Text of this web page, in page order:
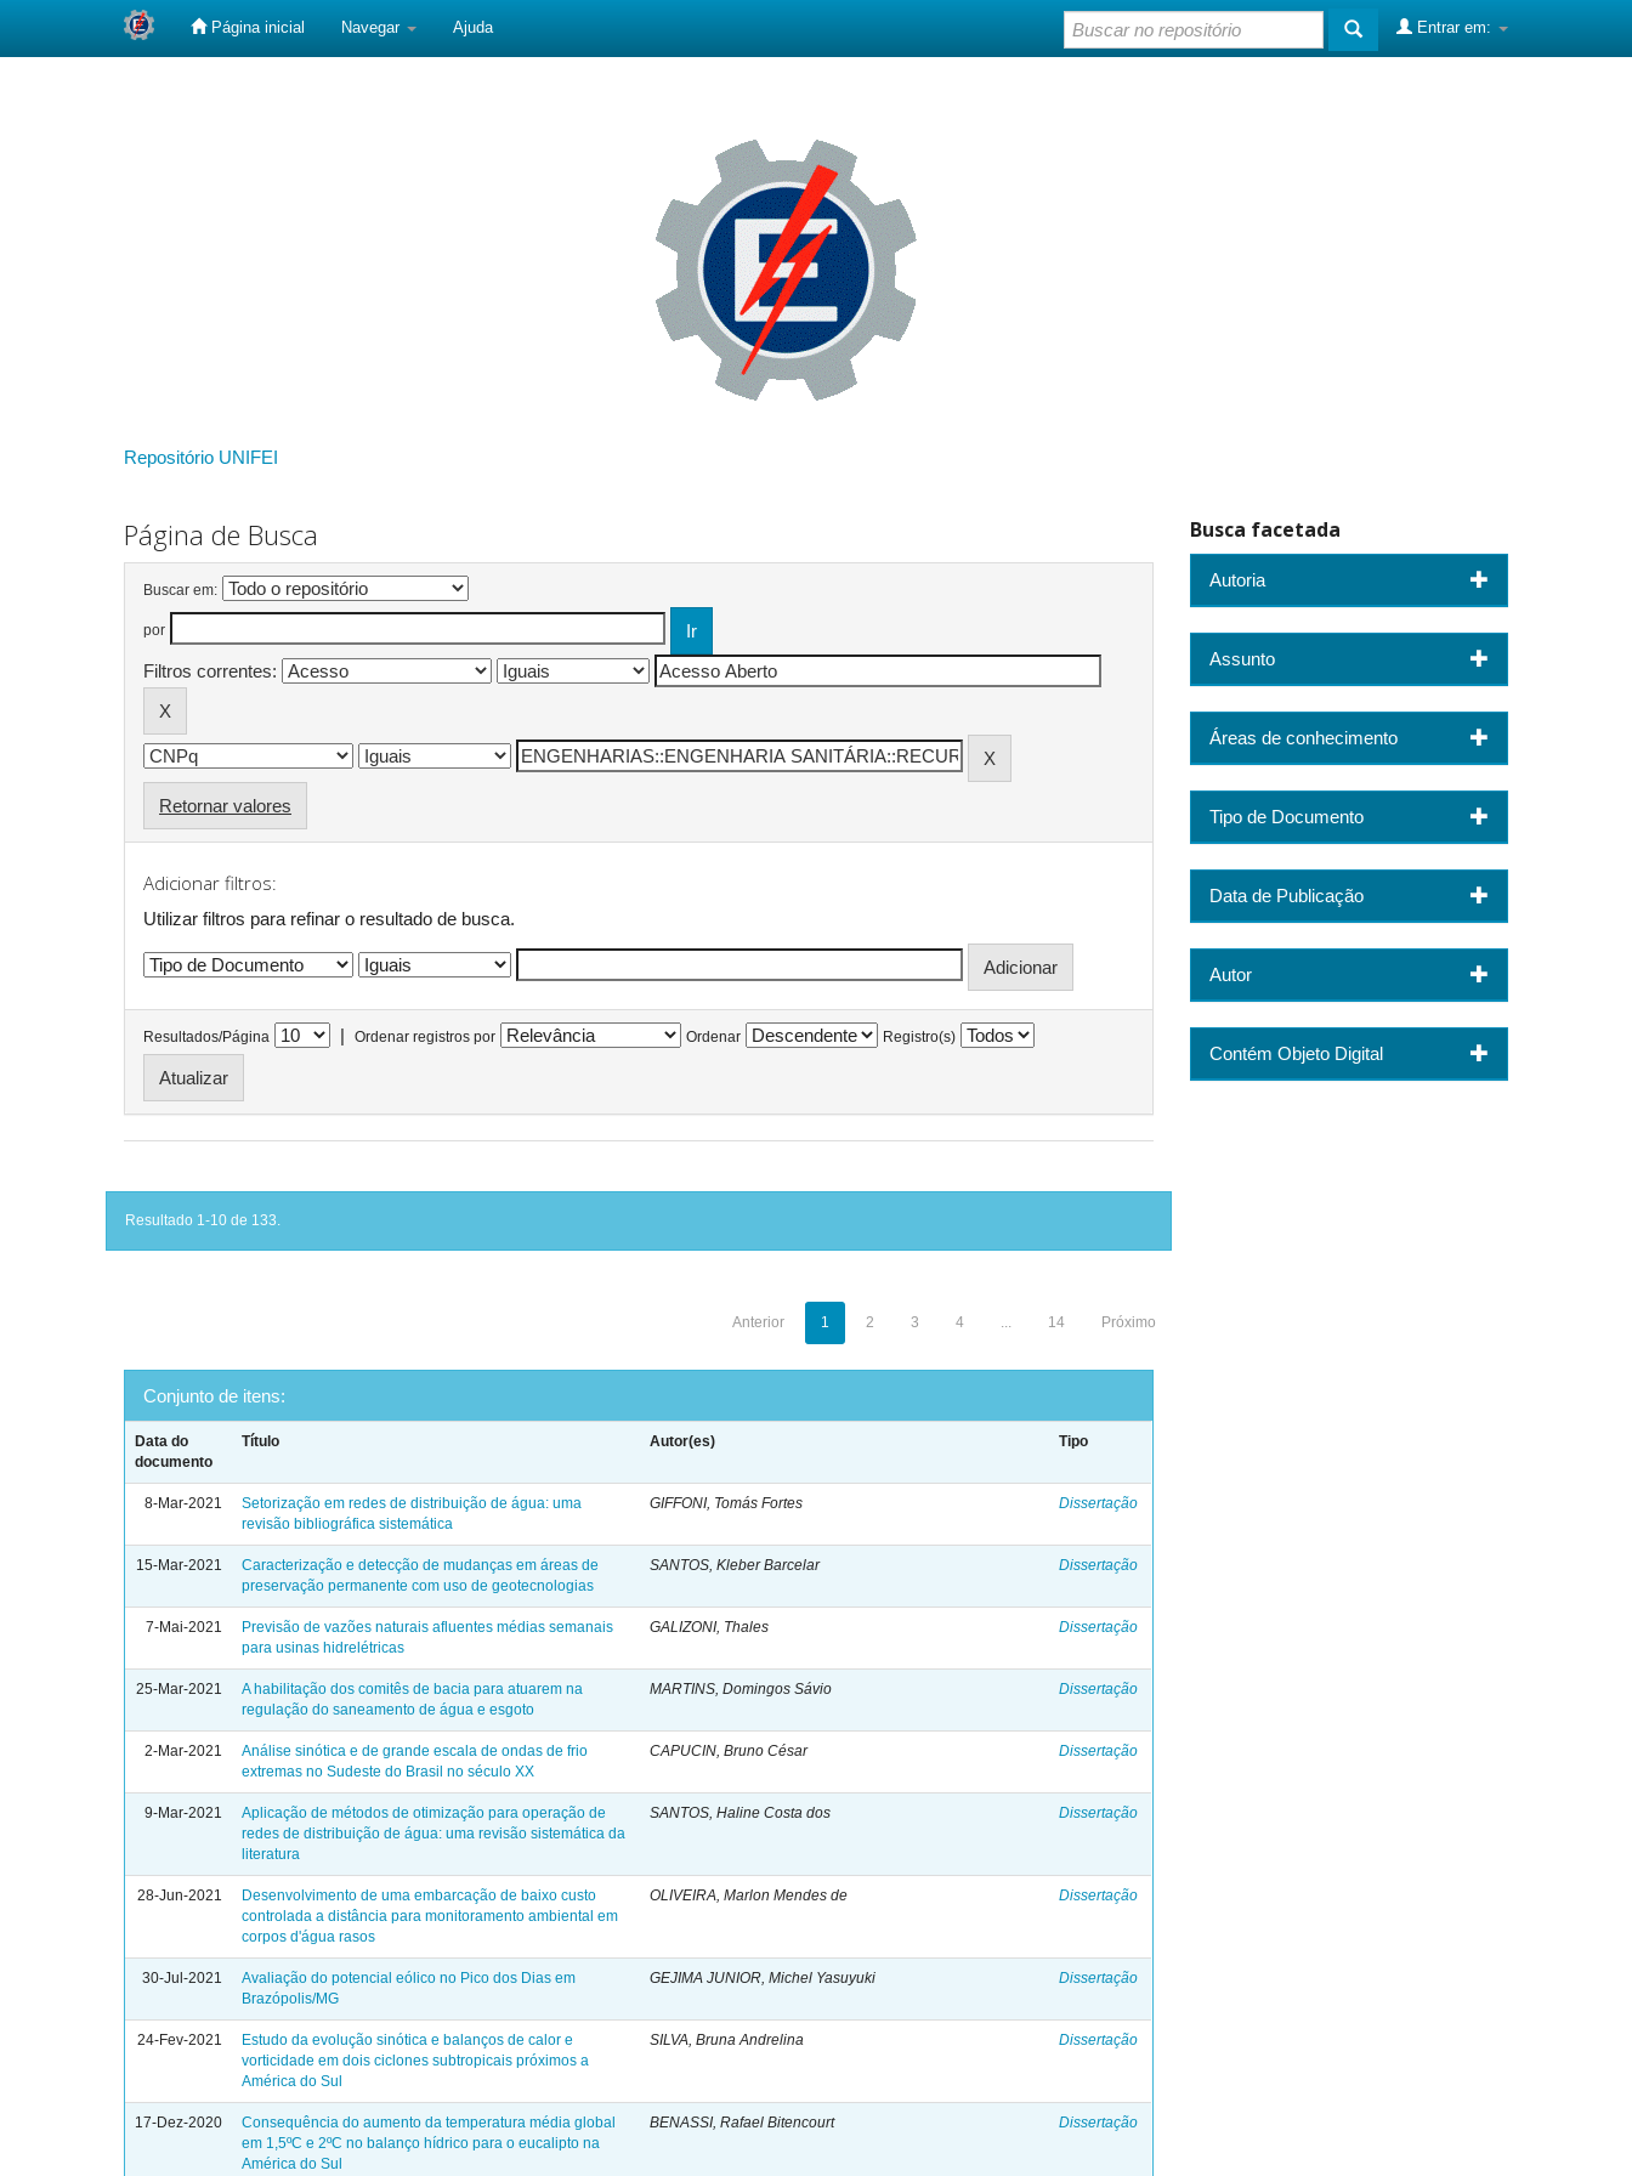
Página inicial Navegar Ajuda Entrar em:
Repositório UNIFEI
Página de Busca
Buscar em:
por
Filtros correntes:
Retornar valores
Adicionar filtros:
Utilizar filtros para refinar o resultado de busca.
Resultados/Página | Ordenar registros por Ordenar Registro(s)
Resultado 1-10 de 133.
Anterior 1 2 3 4 ... 14 Próximo
Conjunto de itens:
Data do
documento
Título Autor(es) Tipo
8-Mar-2021
Setorização em redes de distribuição de água: uma
revisão bibliográfica sistemática
GIFFONI, Tomás Fortes Dissertação
15-Mar-2021
Caracterização e detecção de mudanças em áreas de
preservação permanente com uso de geotecnologias
SANTOS, Kleber Barcelar Dissertação
7-Mai-2021
Previsão de vazões naturais afluentes médias semanais
para usinas hidrelétricas
GALIZONI, Thales Dissertação
25-Mar-2021
A habilitação dos comitês de bacia para atuarem na
regulação do saneamento de água e esgoto
MARTINS, Domingos Sávio Dissertação
2-Mar-2021
Análise sinótica e de grande escala de ondas de frio
extremas no Sudeste do Brasil no século XX
CAPUCIN, Bruno César Dissertação
9-Mar-2021
Aplicação de métodos de otimização para operação de
redes de distribuição de água: uma revisão sistemática da
literatura
SANTOS, Haline Costa dos Dissertação
28-Jun-2021
Desenvolvimento de uma embarcação de baixo custo
controlada a distância para monitoramento ambiental em
corpos d'água rasos
OLIVEIRA, Marlon Mendes de Dissertação
30-Jul-2021
Avaliação do potencial eólico no Pico dos Dias em
Brazópolis/MG
GEJIMA JUNIOR, Michel Yasuyuki Dissertação
24-Fev-2021
Estudo da evolução sinótica e balanços de calor e
vorticidade em dois ciclones subtropicais próximos a
América do Sul
SILVA, Bruna Andrelina Dissertação
17-Dez-2020
Consequência do aumento da temperatura média global
em 1,5ºC e 2ºC no balanço hídrico para o eucalipto na
América do Sul
BENASSI, Rafael Bitencourt Dissertação
Busca facetada
Autoria
Assunto
Áreas de conhecimento
Tipo de Documento
Data de Publicação
Autor
Contém Objeto Digital